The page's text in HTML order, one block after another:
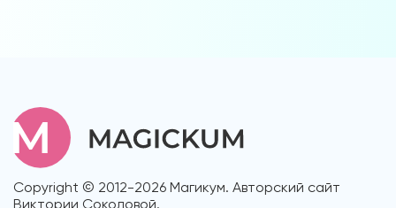
Copyright © 2012-2026 Магикум. Авторский сайт
Виктории Соколовой.